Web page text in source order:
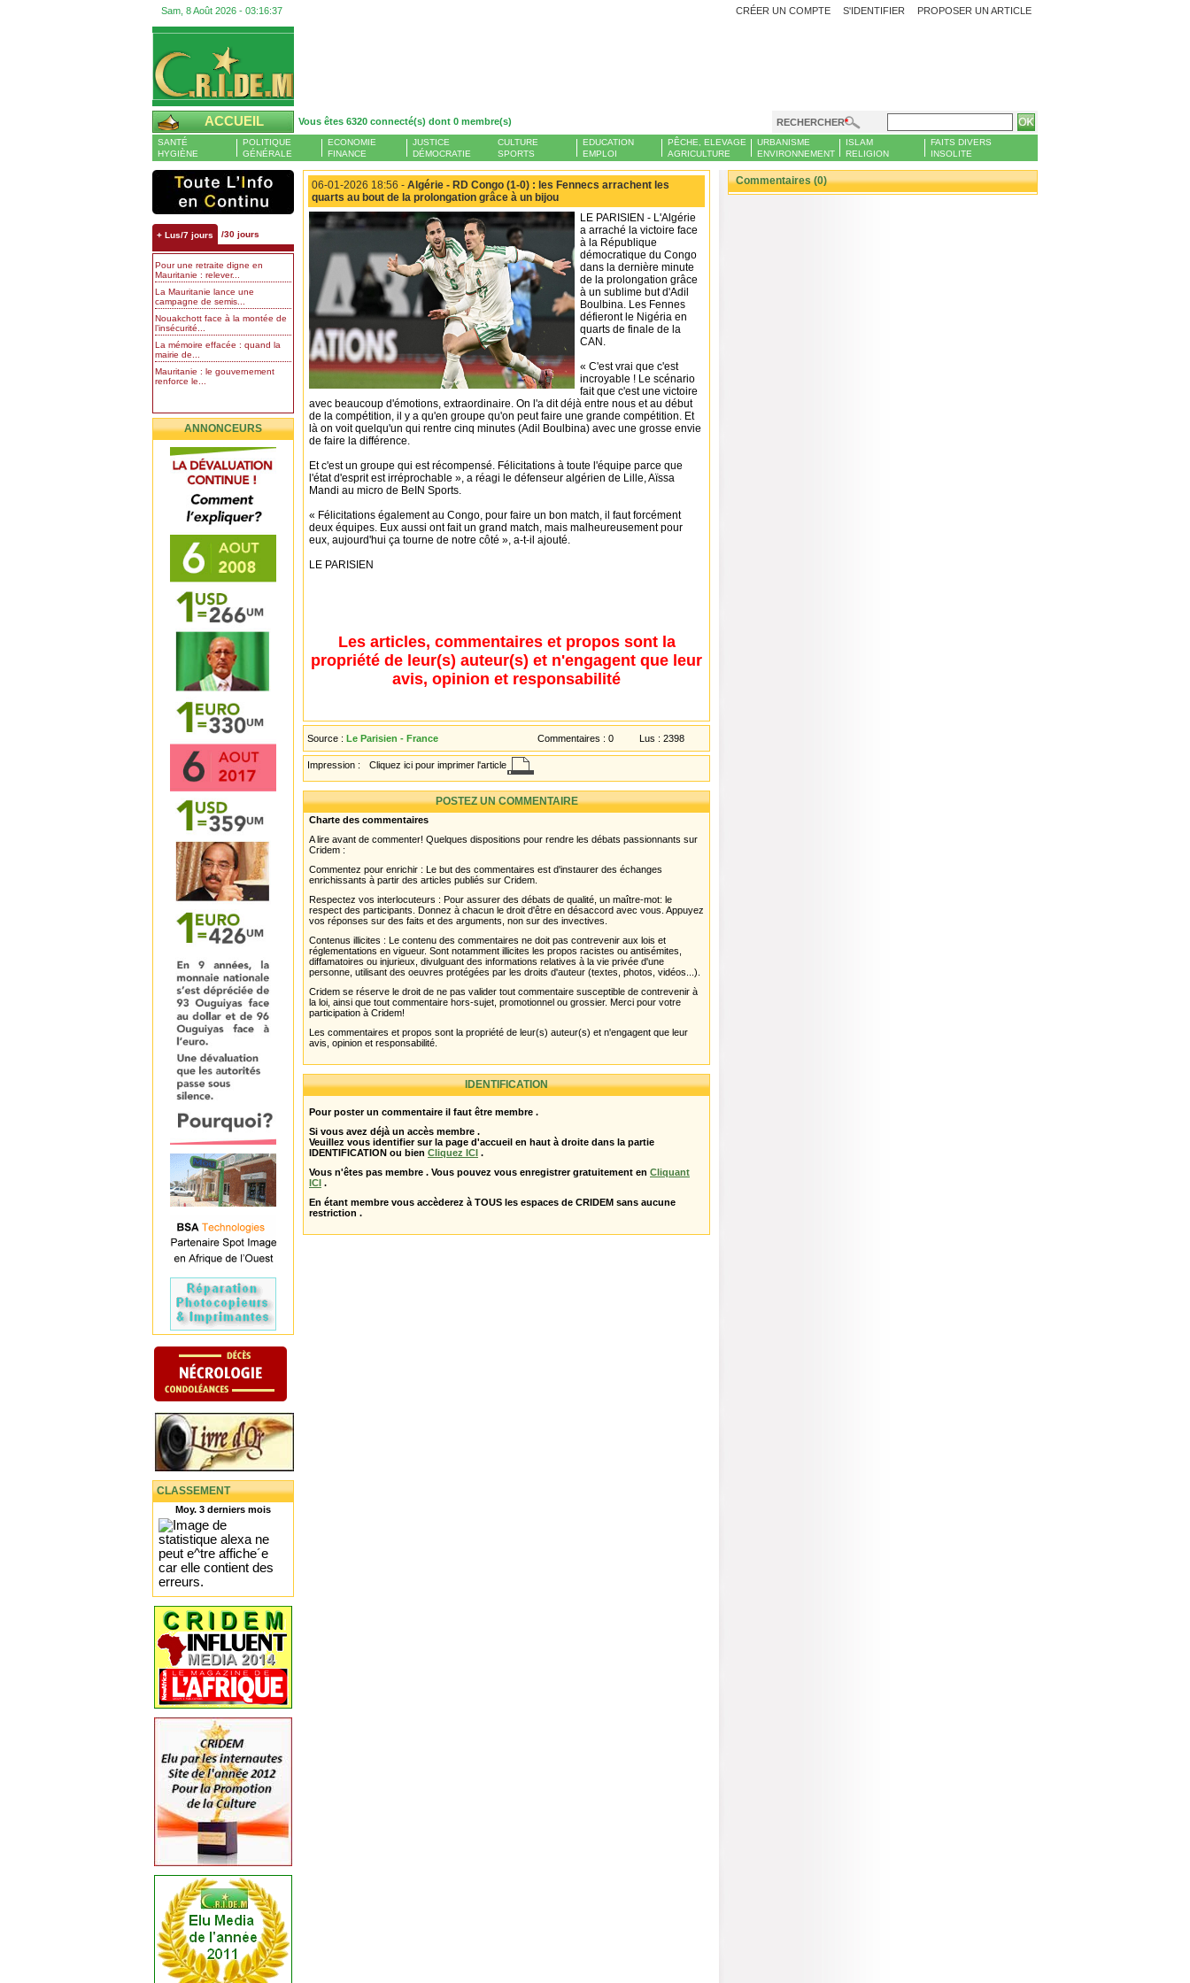
Sam, 8 Août 2026 - 03:16:38 PROPOSER UN ARTICLE
CRÉER UN COMPTE S'IDENTIFIER
ACCUEIL Vous êtes 6320 connecté(s) dont 0 membre(s) RECHERCHER
SANTÉ
HYGIÈNE
POLITIQUE
GÉNÉRALE
ECONOMIE
FINANCE
JUSTICE
DÉMOCRATIE
CULTURE
SPORTS
EDUCATION
EMPLOI
PÊCHE, ELEVAGE
AGRICULTURE
URBANISME
ENVIRONNEMENT
ISLAM
RELIGION
FAITS DIVERS
INSOLITE
+ Lus/7 jours /30 jours
Pour une retraite digne en
Mauritanie : relever...
La Mauritanie lance une
campagne de semis...
Nouakchott face à la montée de
l’insécurité...
La mémoire effacée : quand la
mairie de...
Mauritanie : le gouvernement
renforce le...
ANNONCEURS
CLASSEMENT
Moy. 3 derniers mois
06-01-2026 18:56 - Algérie - RD Congo (1-0) : les Fennecs arrachent les
quarts au bout de la prolongation grâce à un bijou
LE PARISIEN - L'Algérie
a arraché la victoire face
à la République
démocratique du Congo
dans la dernière minute
de la prolongation grâce
à un sublime but d'Adil
Boulbina. Les Fennes
défieront le Nigéria en
quarts de finale de la
CAN.
« C'est vrai que c'est
incroyable ! Le scénario
fait que c'est une victoire
avec beaucoup d'émotions, extraordinaire. On l'a dit déjà entre nous et au début
de la compétition, il y a qu'en groupe qu'on peut faire une grande compétition. Et
là on voit quelqu'un qui rentre cinq minutes (Adil Boulbina) avec une grosse envie
de faire la différence.
Et c'est un groupe qui est récompensé. Félicitations à toute l'équipe parce que
l'état d'esprit est irréprochable », a réagi le défenseur algérien de Lille, Aïssa
Mandi au micro de BeIN Sports.
« Félicitations également au Congo, pour faire un bon match, il faut forcément
deux équipes. Eux aussi ont fait un grand match, mais malheureusement pour
eux, aujourd'hui ça tourne de notre côté », a-t-il ajouté.
LE PARISIEN
Les articles, commentaires et propos sont la
propriété de leur(s) auteur(s) et n'engagent que leur
avis, opinion et responsabilité
Source : Le Parisien - France Commentaires : 0 Lus : 2398
Impression : Cliquez ici pour imprimer l'article
POSTEZ UN COMMENTAIRE
Charte des commentaires
A lire avant de commenter! Quelques dispositions pour rendre les débats passionnants sur
Cridem :
Commentez pour enrichir : Le but des commentaires est d'instaurer des échanges
enrichissants à partir des articles publiés sur Cridem.
Respectez vos interlocuteurs : Pour assurer des débats de qualité, un maître-mot: le
respect des participants. Donnez à chacun le droit d'être en désaccord avec vous. Appuyez
vos réponses sur des faits et des arguments, non sur des invectives.
Contenus illicites : Le contenu des commentaires ne doit pas contrevenir aux lois et
réglementations en vigueur. Sont notamment illicites les propos racistes ou antisémites,
diffamatoires ou injurieux, divulguant des informations relatives à la vie privée d'une
personne, utilisant des oeuvres protégées par les droits d'auteur (textes, photos, vidéos...).
Cridem se réserve le droit de ne pas valider tout commentaire susceptible de contrevenir à
la loi, ainsi que tout commentaire hors-sujet, promotionnel ou grossier. Merci pour votre
participation à Cridem!
Les commentaires et propos sont la propriété de leur(s) auteur(s) et n'engagent que leur
avis, opinion et responsabilité.
IDENTIFICATION
Pour poster un commentaire il faut être membre .
Si vous avez déjà un accès membre .
Veuillez vous identifier sur la page d'accueil en haut à droite dans la partie
IDENTIFICATION ou bien Cliquez ICI .
Vous n'êtes pas membre . Vous pouvez vous enregistrer gratuitement en Cliquant
ICI .
En étant membre vous accèderez à TOUS les espaces de CRIDEM sans aucune
restriction .
Commentaires (0)